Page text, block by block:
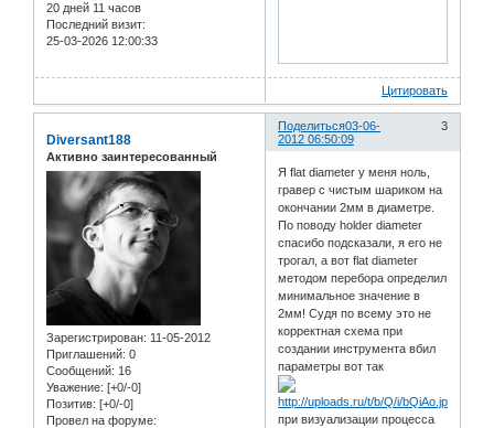
20 дней 11 часов
Последний визит:
25-03-2026 12:00:33
Цитировать
Поделиться 3
03-06-
2012 06:50:09
Diversant188
Активно заинтересованный
Зарегистрирован: 11-05-2012
Приглашений: 0
Сообщений: 16
Уважение: [+0/-0]
Позитив: [+0/-0]
Провел на форуме:
Я flat diameter у меня ноль,
гравер с чистым шариком на
окончании 2мм в диаметре.
По поводу holder diameter
спасибо подсказали, я его не
трогал, а вот flat diameter
методом перебора определил
минимальное значение в
2мм! Судя по всему это не
корректная схема при
создании инструмента вбил
параметры вот так
при визуализации процесса